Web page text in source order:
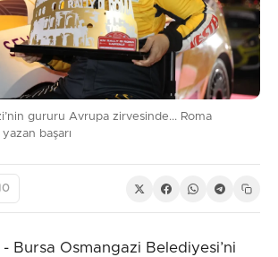
gururu Avrupa zirvesinde... Roma
başarı
0
- Bursa Osmangazi Belediyesi’ni